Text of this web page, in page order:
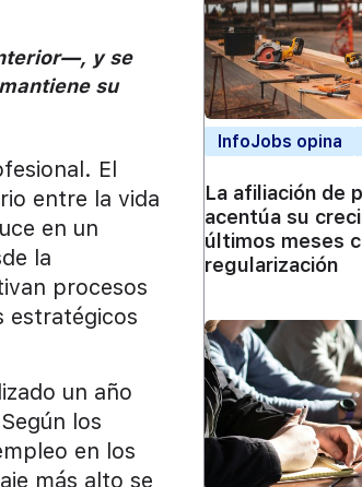
y se
su
El
entre la vida
en un
la
procesos
estratégicos
un año
los
en los
más alto se
InfoJobs opina
La afiliación de
acentúa su
últimos meses
regularización